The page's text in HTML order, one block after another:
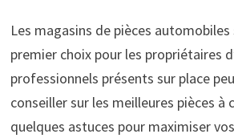
Les magasins de pièces
premier choix pour les propriétaires
professionnels présents sur place
conseiller sur les meilleures pièces à
quelques astuces pour maximiser